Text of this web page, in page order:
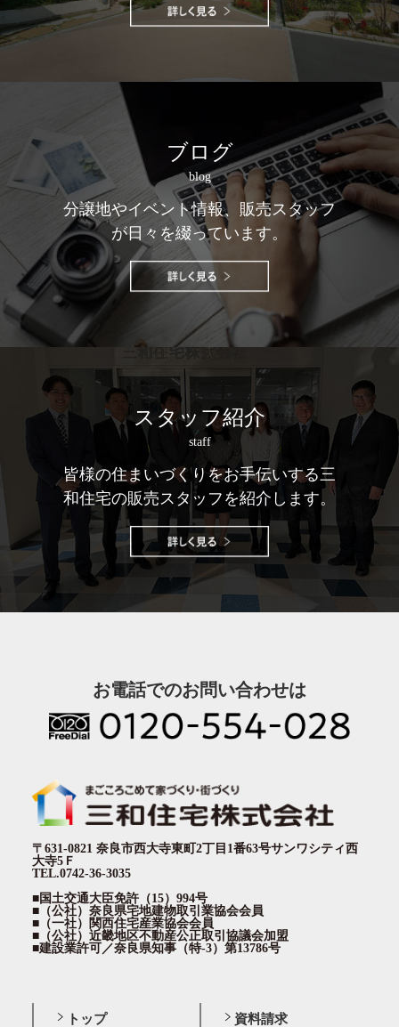
ブログ
blog
分譲地やイベント情報、販売スタッフ
が日々を綴っています。
スタッフ紹介
staff
皆様の住まいづくりをお手伝いする三
和住宅の販売スタッフを紹介します。
お電話でのお問い合わせは
〒631-0821 奈良市西大寺東町2丁目1番63号サンワシティ西
大寺5Ｆ
TEL.0742-36-3035
■国土交通大臣免許（15）994号
■（公社）奈良県宅地建物取引業協会会員
■（一社）関西住宅産業協会会員
■（公社）近畿地区不動産公正取引協議会加盟
■建設業許可／奈良県知事（特-3）第13786号
トップ 資料請求